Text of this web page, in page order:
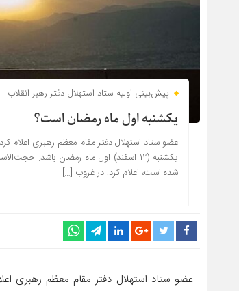
پیش‌بینی اولیه ستاد استهلال دفتر رهبر انقلاب
یکشنبه اول ماه رمضان است؟
عضو ستاد استهلال دفتر مقام معظم رهبری
یکشنبه (۱۲ اسفند) اول ماه رمضان باشد.
شده است، اعلام کرد: در غروب […]
عضو ستاد استهلال دفتر مقام معظم رهبری